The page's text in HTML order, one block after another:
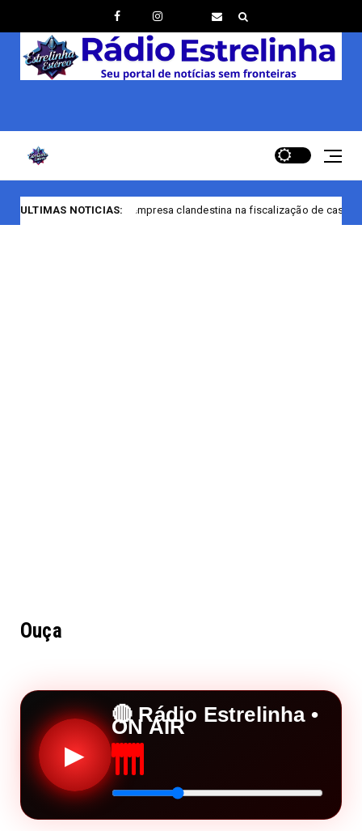
ULTIMAS NOTICIAS:
encerra empresa clandestina na fiscalização de casas noturnas de
Ouça
▶
🔴 Rádio Estrelinha •
ON AIR